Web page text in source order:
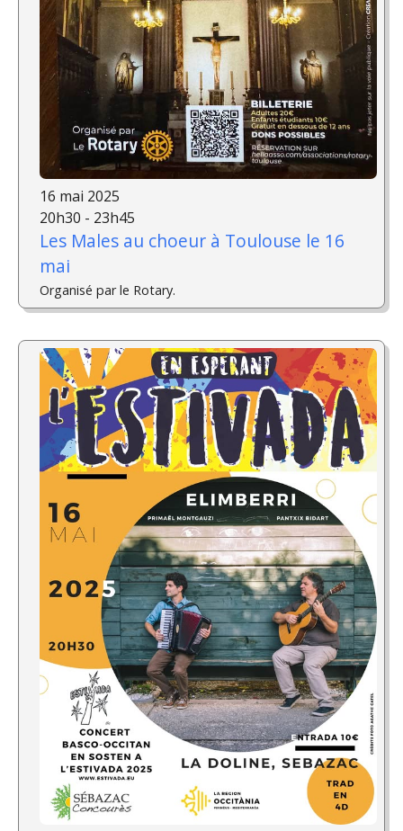
16 mai 2025
20h30 - 23h45
Les Males au choeur à Toulouse le 16
mai
Organisé par le Rotary.